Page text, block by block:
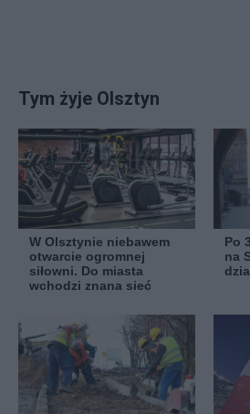
Tym żyje Olsztyn
W Olsztynie niebawem
otwarcie ogromnej
siłowni. Do miasta
wchodzi znana sieć
Po
na